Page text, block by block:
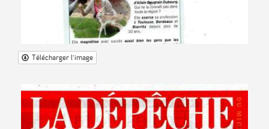
Télécharger l'image